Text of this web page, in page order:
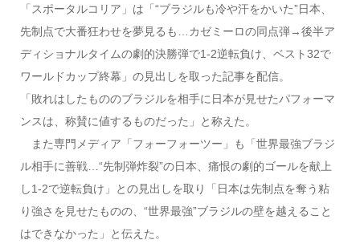
「スポータルコリア」は「“ブラジルも冷や汗をかいた”日本、
先制点で大番狂わせを夢見るも…カゼミーロの同点弾→後半ア
ディショナルタイムの劇的決勝弾で1-2逆転負け、ベスト32で
ワールドカップ終幕」の見出しを取った記事を配信。
「敗れはしたもののブラジルを相手に日本が見せたパフォーマ
ンスは、称賛に値するものだった」と称えた。
また専門メディア「フォーフォーツー」も「世界最強ブラジ
ル相手に善戦…“先制弾炸裂”の日本、痛恨の劇的ゴールを献上
し1-2で逆転負け」との見出しを取り「日本は先制点を奪う粘
り強さを見せたものの、“世界最強”ブラジルの壁を越えること
はできなかった」と伝えた。